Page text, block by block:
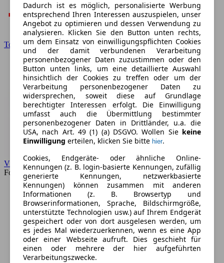
Toyota
VW
Forum
Dadurch ist es möglich, personalisierte Werbung
entsprechend Ihren Interessen auszuspielen, unser
Angebot zu optimieren und dessen Verwendung zu
analysieren. Klicken Sie den Button unten rechts,
um dem Einsatz von einwilligungspflichten Cookies
und der damit verbundenen Verarbeitung
personenbezogener Daten zuzustimmen oder den
Button unten links, um eine detaillierte Auswahl
hinsichtlich der Cookies zu treffen oder um der
Verarbeitung personenbezogener Daten zu
widersprechen, soweit diese auf Grundlage
berechtigter Interessen erfolgt. Die Einwilligung
umfasst auch die Übermittlung bestimmter
personenbezogener Daten in Drittländer, u.a. die
USA, nach Art. 49 (1) (a) DSGVO. Wollen Sie keine
Einwilligung erteilen, klicken Sie bitte hier.
Cookies, Endgeräte- oder ähnliche Online-
Kennungen (z. B. login-basierte Kennungen, zufällig
generierte Kennungen, netzwerkbasierte
Kennungen) können zusammen mit anderen
Informationen (z. B. Browsertyp und
Browserinformationen, Sprache, Bildschirmgröße,
unterstützte Technologien usw.) auf Ihrem Endgerät
gespeichert oder von dort ausgelesen werden, um
es jedes Mal wiederzuerkennen, wenn es eine App
oder einer Webseite aufruft. Dies geschieht für
einen oder mehrere der hier aufgeführten
Verarbeitungszwecke.